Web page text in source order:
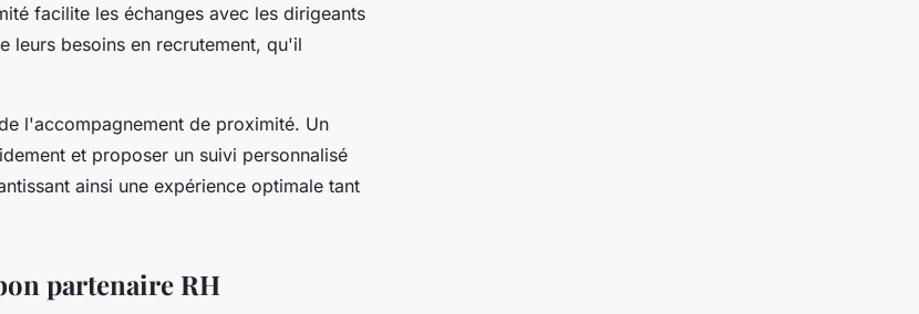
facilite les échanges avec les dirigeants
leurs besoins en recrutement, qu'il
l'accompagnement de proximité. Un
et proposer un suivi personnalisé
ainsi une expérience optimale tant
partenaire RH